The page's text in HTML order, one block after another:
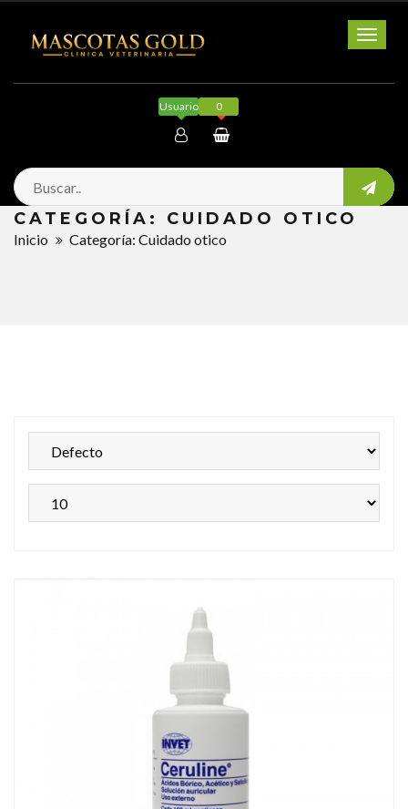
Usuario
Salir
0
CATEGORÍA: CUIDADO OTICO
Inicio Categoría: Cuidado otico